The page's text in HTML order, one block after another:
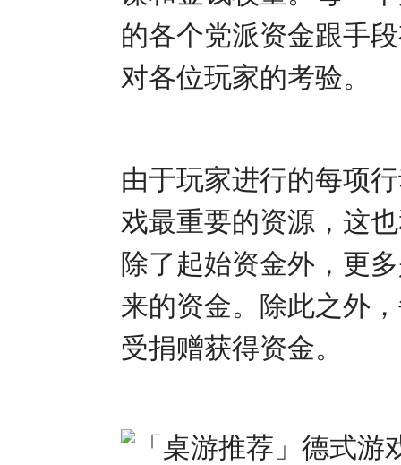
的各个党派资金跟手
对各位玩家的考验。
由于玩家进行的每项
戏最重要的资源，这
除了起始资金外，更
来的资金。除此之外
受捐赠获得资金。